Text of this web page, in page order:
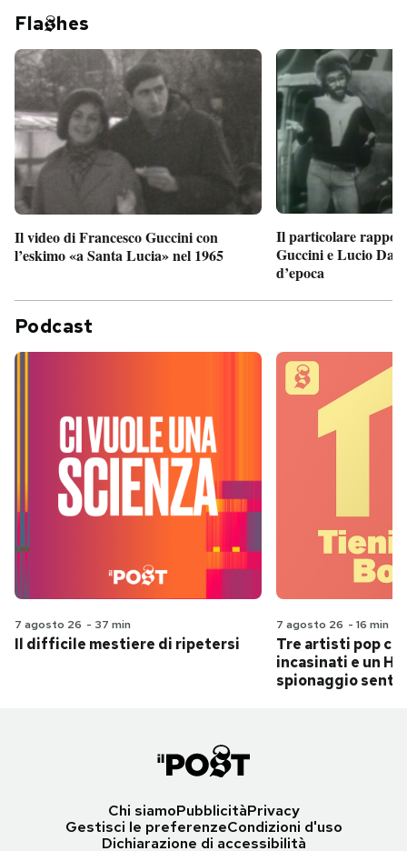
Fla hes
Il video di Francesco Guccini con
l’eskimo «a Santa Lucia» nel 1965
Il particolare
Guccini e Lucio
d’epoca
Podcast
7 agosto 26 - 37 min
Il difficile mestiere di ripetersi
7 agosto 26 - 16 min
Tre artisti pop
incasinati e un
spionaggio
Chi siamoPubblicitàPrivacy
Gestisci le preferenzeCondizioni d'uso
Dichiarazione di accessibilità